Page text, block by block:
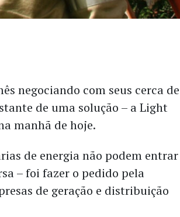
negociando com seus cerca de
de uma solução – a Light
manhã de hoje.
de energia não podem entrar
– foi fazer o pedido pela
de geração e distribuição